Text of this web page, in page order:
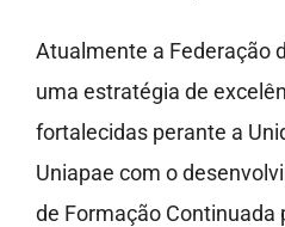
Atualmente a Federação
uma estratégia de
fortalecidas perante a
Uniapae com o
de Formação Continuada